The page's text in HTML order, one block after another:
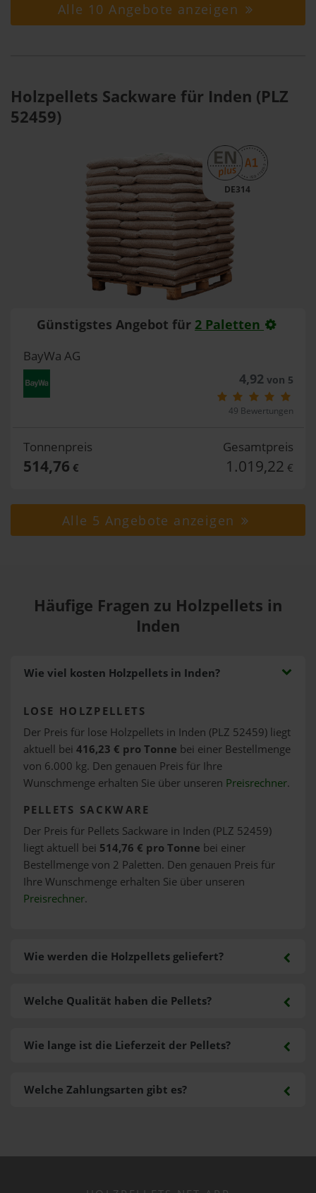
Alle 10 Angebote anzeigen
Holzpellets Sackware für Inden (PLZ
52459)
DE314
Günstigstes Angebot für 2 Paletten
BayWa AG
4,92von 5
49 Bewertungen
Tonnenpreis
514,76 €
Gesamtpreis
1.019,22 €
Alle 5 Angebote anzeigen
Häufige Fragen zu Holzpellets in
Inden
Wie viel kosten Holzpellets in Inden?
LOSE HOLZPELLETS
Der Preis für lose Holzpellets in Inden (PLZ 52459) liegt
aktuell bei 416,23 € pro Tonne bei einer Bestellmenge
von 6.000 kg. Den genauen Preis für Ihre
Wunschmenge erhalten Sie über unseren Preisrechner.
PELLETS SACKWARE
Der Preis für Pellets Sackware in Inden (PLZ 52459)
liegt aktuell bei 514,76 € pro Tonne bei einer
Bestellmenge von 2 Paletten. Den genauen Preis für
Ihre Wunschmenge erhalten Sie über unseren
Preisrechner.
Wie werden die Holzpellets geliefert?
Welche Zahlungsarten gibt es?
Welche Qualität haben die Pellets?
Wie lange ist die Lieferzeit der Pellets?